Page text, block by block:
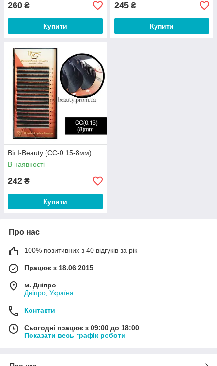
260 ₴
Купити
245 ₴
Купити
Вії I-Beauty (СС-0.15-8мм)
В наявності
242 ₴
Купити
Про нас
100% позитивних з 40 відгуків за рік
Працює з 18.06.2015
м. Дніпро
Дніпро, Україна
Контакти
Сьогодні працює з 09:00 до 18:00
Показати весь графік роботи